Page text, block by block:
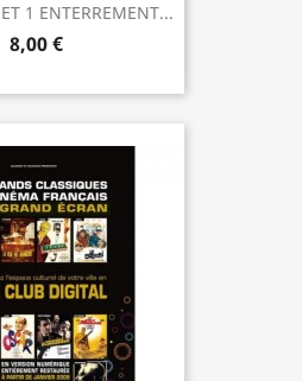
1 ENTERREMENT...
8,00 €